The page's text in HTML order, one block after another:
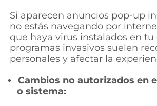
Si aparecen anuncios pop-up
no estás navegando por
que haya virus instalados en tu
programas invasivos suelen
personales y afectar la
Cambios no autorizados en
o sistema: